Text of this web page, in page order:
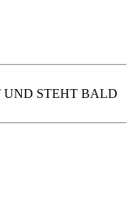
UND STEHT BALD